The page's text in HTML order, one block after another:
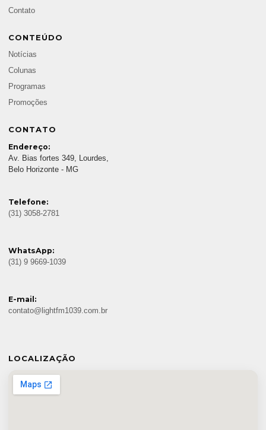
Contato
CONTEÚDO
Notícias
Colunas
Programas
Promoções
CONTATO
Endereço:
Av. Bias fortes 349, Lourdes,
Belo Horizonte - MG
Telefone:
(31) 3058-2781
WhatsApp:
(31) 9 9669-1039
E-mail:
contato@lightfm1039.com.br
LOCALIZAÇÃO